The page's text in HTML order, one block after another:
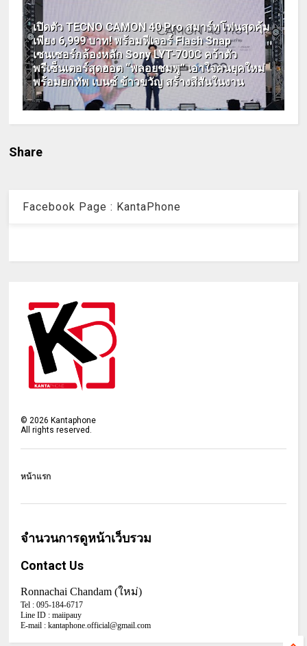
เปิดตัว TECNO CAMON 40 Pro สมาร์ทโฟนสุดคุ้ม
เพียง 6,999 บาท! พร้อมฟีเจอร์ Flash Snap
เซนเซอร์กล้องหลัก Sony LYT-700C คว้าตัว
พรีเซ็นเตอร์สุดฮอต “พลอยชมพู” เอาใจคนยุคใหม่
พร้อมยกทัพ เบนซ์ ข้าวขวัญ สร้างสีสันในงาน
Share
Facebook Page : KantaPhone
©2026 Kantaphone
All rights reserved.
หน้าแรก
จำนวนการดูหน้าเว็บรวม
Contact Us
Ronnachai Chandam (ใหม่)
Tel : 095-184-6717
Line ID : maiipauy
E-mail : kantaphone.official@gmail.com